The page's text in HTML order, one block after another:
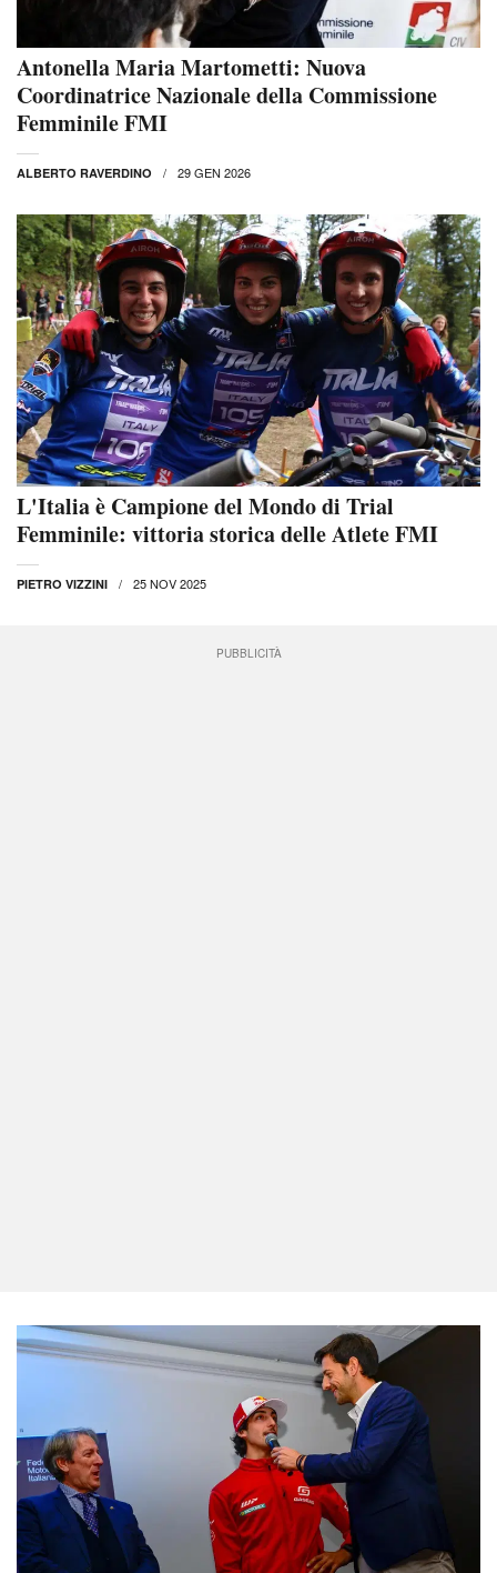
Antonella Maria Martometti: Nuova
Coordinatrice Nazionale della Commissione
Femminile FMI
ALBERTO RAVERDINO 29 GEN 2026
L'Italia è Campione del Mondo di Trial
Femminile: vittoria storica delle Atlete FMI
PIETRO VIZZINI 25 NOV 2025
PUBBLICITÀ